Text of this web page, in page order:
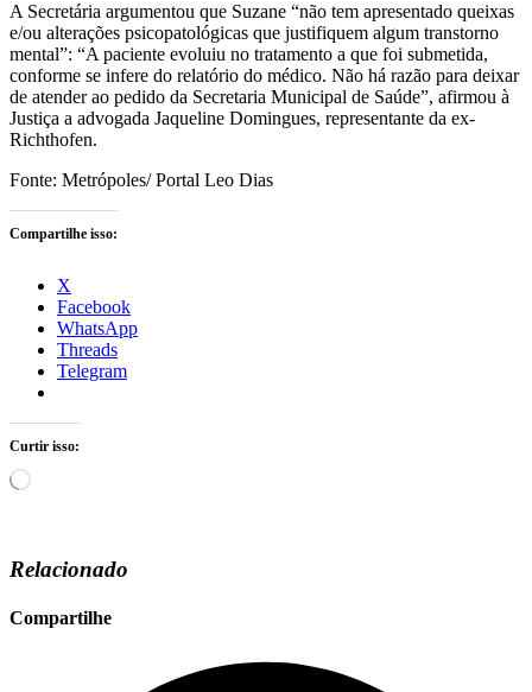
A Secretária argumentou que Suzane “não tem apresentado queixas
e/ou alterações psicopatológicas que justifiquem algum transtorno
mental”: “A paciente evoluiu no tratamento a que foi submetida,
conforme se infere do relatório do médico. Não há razão para deixar
de atender ao pedido da Secretaria Municipal de Saúde”, afirmou à
Justiça a advogada Jaqueline Domingues, representante da ex-
Richthofen.
Fonte: Metrópoles/ Portal Leo Dias
Compartilhe isso:
X
Facebook
WhatsApp
Threads
Telegram
Curtir isso:
Carregando...
Relacionado
Compartilhe